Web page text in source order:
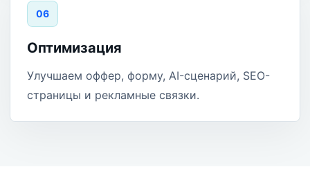
06
Оптимизация
Улучшаем оффер, форму, AI-сценарий, SEO-
страницы и рекламные связки.